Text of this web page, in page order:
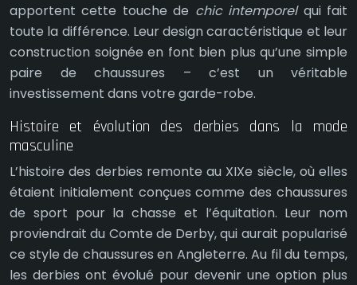
apportent cette touche de chic intemporel qui fait
toute la différence. Leur design caractéristique et leur
construction soignée en font bien plus qu’une simple
paire de chaussures – c’est un véritable
investissement dans votre garde-robe.
Histoire et évolution des derbies dans la mode
masculine
L’histoire des derbies remonte au XIXe siècle, où elles
étaient initialement conçues comme des chaussures
de sport pour la chasse et l’équitation. Leur nom
proviendrait du Comte de Derby, qui aurait popularisé
ce style de chaussures en Angleterre. Au fil du temps,
les derbies ont évolué pour devenir une option plus